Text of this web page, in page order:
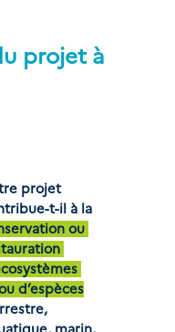
projet à
projet
contribue-t-il à la
ou
d’espèces